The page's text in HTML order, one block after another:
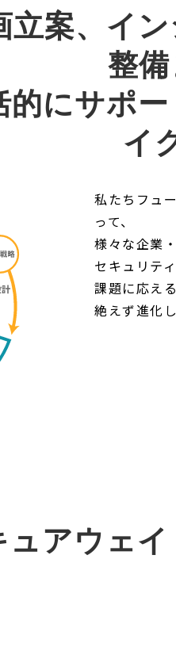
立案、イ
整
的にサポ
イ
私たちフュ
って、
様々な企業
セキュリテ
課題に応え
絶えず進化
アウェイ